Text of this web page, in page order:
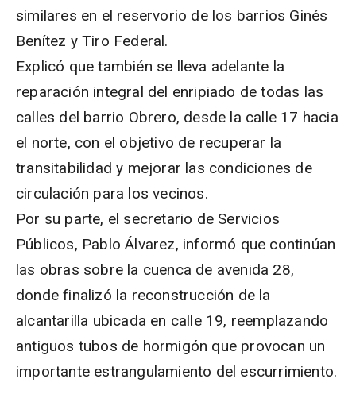
similares en el reservorio de los barrios Ginés
Benítez y Tiro Federal.
Explicó que también se lleva adelante la
reparación integral del enripiado de todas las
calles del barrio Obrero, desde la calle 17 hacia
el norte, con el objetivo de recuperar la
transitabilidad y mejorar las condiciones de
circulación para los vecinos.
Por su parte, el secretario de Servicios
Públicos, Pablo Álvarez, informó que continúan
las obras sobre la cuenca de avenida 28,
donde finalizó la reconstrucción de la
alcantarilla ubicada en calle 19, reemplazando
antiguos tubos de hormigón que provocan un
importante estrangulamiento del escurrimiento.